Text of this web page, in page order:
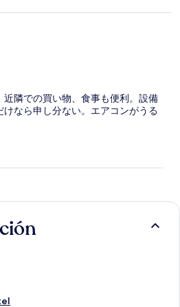
wifi was very poor...this is
at this hotel, first time was
and when I arrived to check-in
never cleaned...when I came off
was so dark from all the lights
and left there to go to different
a room at this hotel in the future
service and conditions of
隣での買い物、食事も便利。設備
なら申し分ない。エアコンがうる